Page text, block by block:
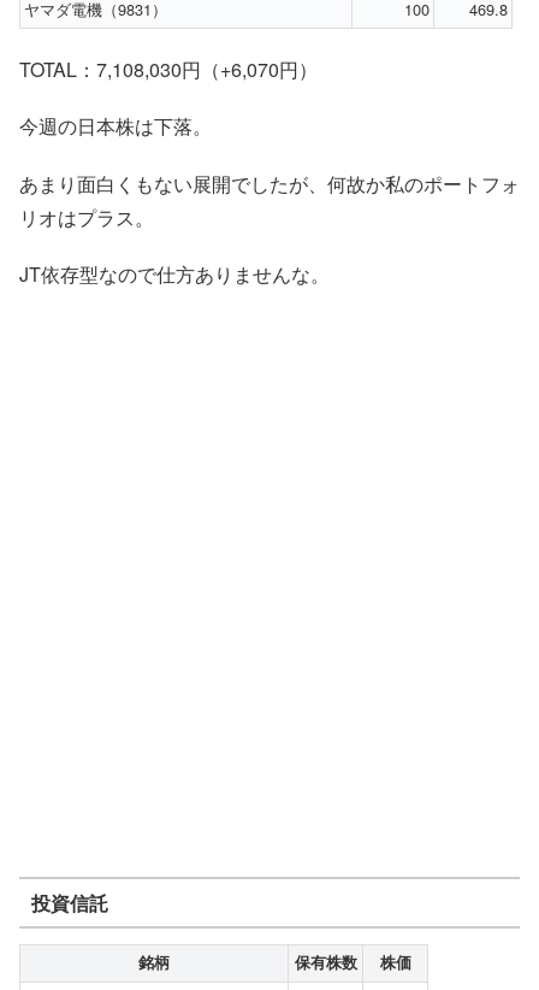
ヤマダ電機（9831）
100 469.8
TOTAL：7,108,030円（+6,070円）
今週の日本株は下落。
あまり面白くもない展開でしたが、何故か私のポートフォ
リオはプラス。
JT依存型なので仕方ありませんな。
投資信託
銘柄 保有株数 株価